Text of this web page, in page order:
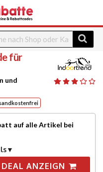
für
und
auf alle Artikel bei
DEAL ANZEIGN